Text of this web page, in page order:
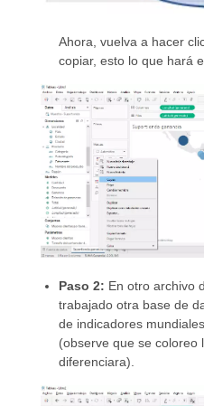
Ahora, vuelva a hacer
copiar, esto lo que hará
Paso 2: En otro archivo
trabajado otra base de
de indicadores
(observe que se coloreo
diferenciara).